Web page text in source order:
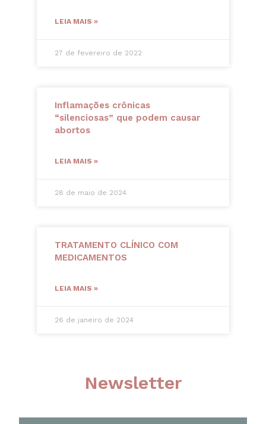
LEIA MAIS »
27 de fevereiro de 2022
Inflamações crônicas
“silenciosas” que podem causar
abortos
LEIA MAIS »
28 de maio de 2024
TRATAMENTO CLÍNICO COM
MEDICAMENTOS
LEIA MAIS »
26 de janeiro de 2024
Newsletter